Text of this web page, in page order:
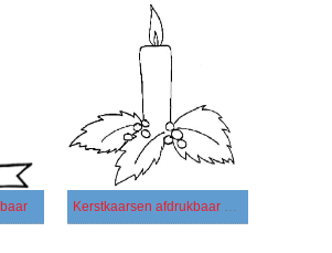
Kerstkaarsen afdrukbaar voor kinderen